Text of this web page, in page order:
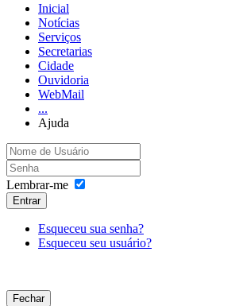
Inicial
Notícias
Serviços
Secretarias
Cidade
Ouvidoria
WebMail
...
Ajuda
Lembrar-me
Entrar
Esqueceu sua senha?
Esqueceu seu usuário?
Fechar